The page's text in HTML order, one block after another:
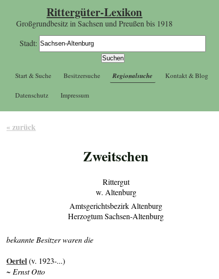
Rittergüter-Lexikon
Großgrundbesitz in Sachsen und Preußen bis 1918
Stadt:
Start & Suche Besitzersuche Regionalsuche Kontakt & Blog
Datenschutz Impressum
« zurück
Zweitschen
Rittergut
w. Altenburg
Amtsgerichtsbezirk Altenburg
Herzogtum Sachsen-Altenburg
bekannte Besitzer waren die
Oertel(v. 1923-...)
~ Ernst Otto